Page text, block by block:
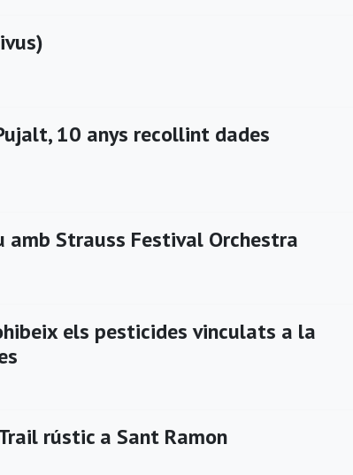
10 anys recollint dades
amb Strauss Festival Orchestra
els pesticides vinculats a la
rústic a Sant Ramon